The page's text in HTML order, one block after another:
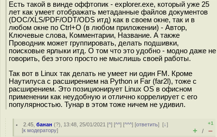
Есть такой в винде оффтопик - explorer.exe, который уже 25
лет как умеет отображать метаданные файлов документов
(DOC/XLS/PDF/ODT/ODS итд) как в своем окне, так и в
любом окне по Ctrl+O (в любом приложении) - Автор,
Ключевые слова, Комментарии, Название. А также
Проводник может группировать, делать подшивки,
поисковые ярлыки итд. О том что это удобно - модно даже не
говорить, без этого просто не мыслишь своей работы.
Так вот в Linux так делать не умеет ни один FM. Кроме
Наутилуса с расширением на Python и Far (far2l), тоже с
расширением. Это позиционирует Linux OS в офисном
применении как неудобную и отлично коррелирует с его
популярностью. Тунар в этом тоже ничем не удивил.
2.45 ,банан (?), 13:48, 25/01/2021 [^] [^^] [^^^] [ответить][↓]
[к модератору]
+1
+ / –